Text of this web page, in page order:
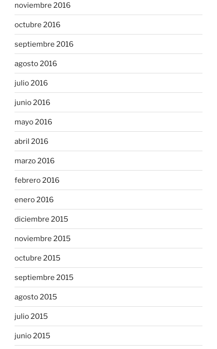
noviembre 2016
octubre 2016
septiembre 2016
agosto 2016
julio 2016
junio 2016
mayo 2016
abril 2016
marzo 2016
febrero 2016
enero 2016
diciembre 2015
noviembre 2015
octubre 2015
septiembre 2015
agosto 2015
julio 2015
junio 2015